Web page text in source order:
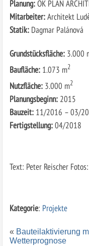
Planung:OK PLAN
Mitarbeiter:Architekt
Statik: Dagmar Palánová
Grundstücksfläche: 3.000
Baufläche: 1.073 m2
Nutzfläche: 3.000 m2
Planungsbeginn: 2015
Bauzeit: 11/2016 – 03/
Fertigstellung:04/2018
Text: Peter Reischer
Kategorie: Projekte
« Bauteilaktivierung
Wetterprognose